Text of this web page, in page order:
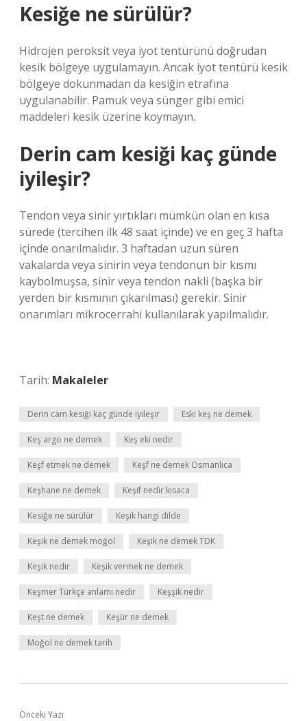
Kesiğe ne sürülür?
Hidrojen peroksit veya iyot tentürünü doğrudan
kesik bölgeye uygulamayın. Ancak iyot tentürü kesik
bölgeye dokunmadan da kesiğin etrafına
uygulanabilir. Pamuk veya sünger gibi emici
maddeleri kesik üzerine koymayın.
Derin cam kesiği kaç günde
iyileşir?
Tendon veya sinir yırtıkları mümkün olan en kısa
sürede (tercihen ilk 48 saat içinde) ve en geç 3 hafta
içinde onarılmalıdır. 3 haftadan uzun süren
vakalarda veya sinirin veya tendonun bir kısmı
kaybolmuşsa, sinir veya tendon nakli (başka bir
yerden bir kısmının çıkarılması) gerekir. Sinir
onarımları mikrocerrahi kullanılarak yapılmalıdır.
Tarih: Makaleler
Derin cam kesiği kaç günde iyileşir Eski keş ne demek
Keş argo ne demek Keş eki nedir
Keşf etmek ne demek Keşf ne demek Osmanlıca
Keşhane ne demek Keşif nedir kısaca
Kesiğe ne sürülür Keşik hangi dilde
Keşik ne demek moğol Keşik ne demek TDK
Keşik nedir Keşik vermek ne demek
Keşmer Türkçe anlamı nedir Keşşik nedir
Keşt ne demek Keşür ne demek
Moğol ne demek tarih
Önceki Yazı